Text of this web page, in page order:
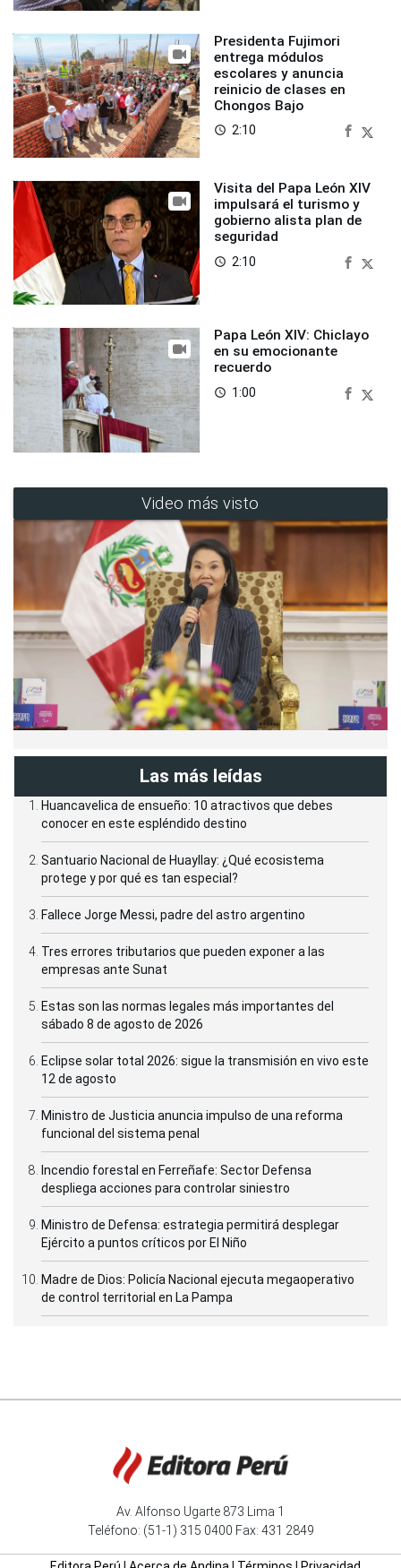
Presidenta Fujimori
entrega módulos
escolares y anuncia
reinicio de clases en
Chongos Bajo
access_time 2:10
Visita del Papa León XIV
impulsará el turismo y
gobierno alista plan de
seguridad
access_time 2:10
Papa León XIV: Chiclayo
en su emocionante
recuerdo
access_time 1:00
Video más visto
Las más leídas
Huancavelica de ensueño: 10 atractivos que debes
conocer en este espléndido destino
Santuario Nacional de Huayllay: ¿Qué ecosistema
protege y por qué es tan especial?
Fallece Jorge Messi, padre del astro argentino
Tres errores tributarios que pueden exponer a las
empresas ante Sunat
Estas son las normas legales más importantes del
sábado 8 de agosto de 2026
Eclipse solar total 2026: sigue la transmisión en vivo este
12 de agosto
Ministro de Justicia anuncia impulso de una reforma
funcional del sistema penal
Incendio forestal en Ferreñafe: Sector Defensa
despliega acciones para controlar siniestro
Ministro de Defensa: estrategia permitirá desplegar
Ejército a puntos críticos por El Niño
Madre de Dios: Policía Nacional ejecuta megaoperativo
de control territorial en La Pampa
Av. Alfonso Ugarte 873 Lima 1
Teléfono: (51-1) 315 0400 Fax: 431 2849